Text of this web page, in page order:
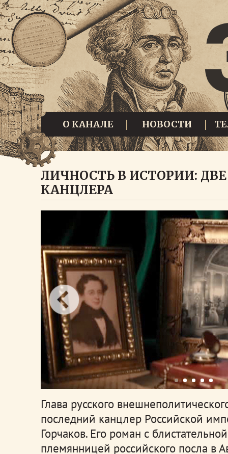
О КАНАЛЕ НОВОСТИ
ЛИЧНОСТЬ В ИСТОРИИ:
КАНЦЛЕРА
Глава русского
последний канцлер Российской
Горчаков. Его роман с
племянницей российского посла в